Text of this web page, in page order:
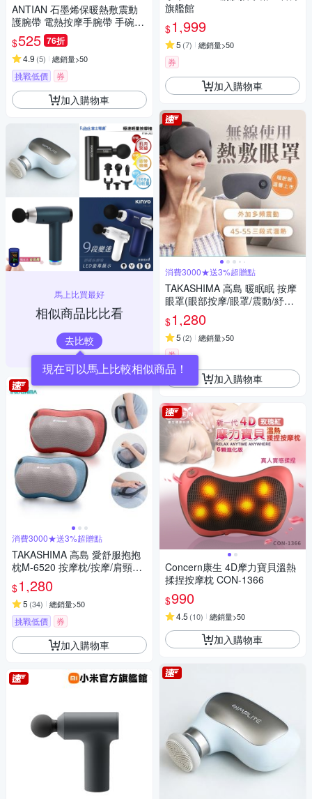
ANTIAN 石墨烯保暖熱敷震動
護腕帶 電熱按摩手腕帶 手碗按
摩儀 手腕保暖神器
$525 76折
4.9 (5) 總銷量>50
挑戰低價 券
加入購物車
馬上比買最好
相似商品比比看
去比較
現在可以馬上比較相似商品！
消費3000★送3%超贈點
TAKASHIMA 高島 愛舒服抱抱
枕M-6520 按摩枕/按摩/肩頸按
摩/溫熱揉捏
$1,280
5 (34) 總銷量>50
挑戰低價 券
加入購物車
旗艦館
$1,999
5 (7) 總銷量>50
券
加入購物車
消費3000★送3%超贈點
TAKASHIMA 高島 暖眠眠 按摩
眼罩(眼部按摩/眼罩/震動/紓壓/
熱敷/禮物/M-203)
$1,280
5 (2) 總銷量>50
券
加入購物車
Concern康生 4D摩力寶貝溫熱
揉捏按摩枕 CON-1366
$990
4.5 (10) 總銷量>50
加入購物車